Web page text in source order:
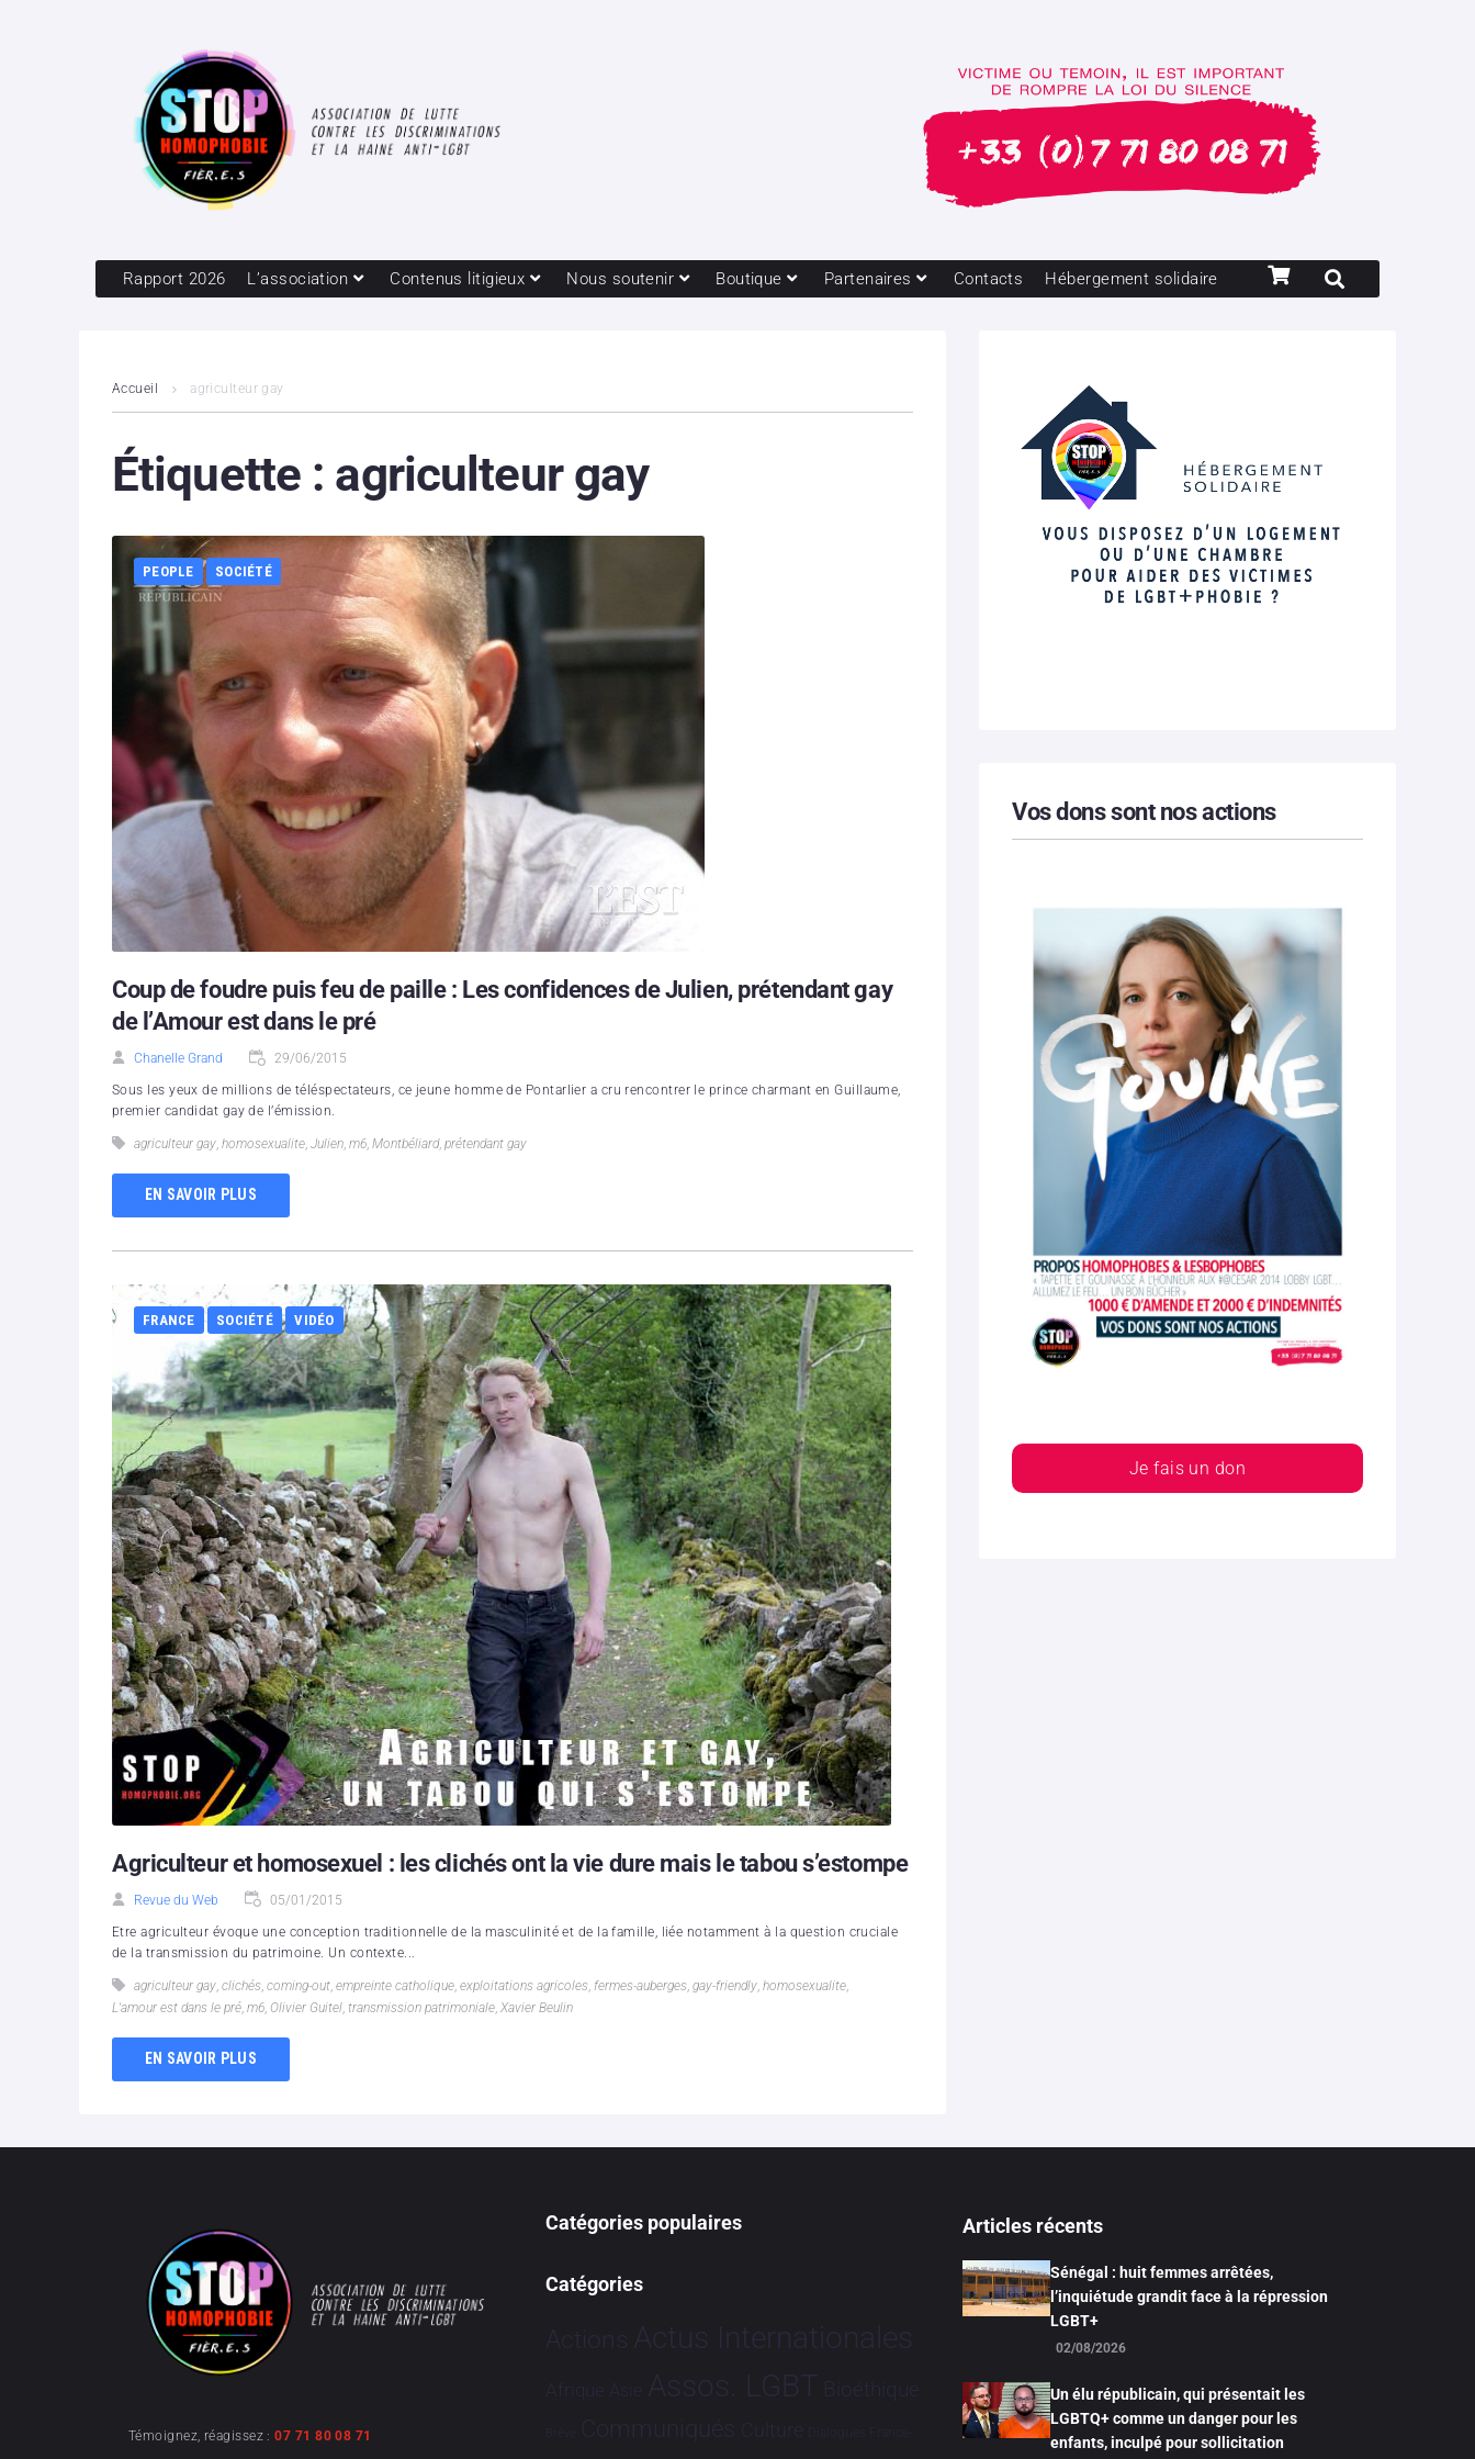
Rapport 2026 L’association Contenus litigieux Nous soutenir Boutique Partenaires Contacts Hébergement solidaire
Accueil agriculteur gay
Étiquette : agriculteur gay
PEOPLE SOCIÉTÉ
Coup de foudre puis feu de paille : Les confidences de Julien, prétendant gay
de l’Amour est dans le pré
Chanelle Grand 29/06/2015
Sous les yeux de millions de téléspectateurs, ce jeune homme de Pontarlier a cru rencontrer le prince charmant en Guillaume,
premier candidat gay de l’émission.
agriculteur gay, homosexualite, Julien, m6, Montbéliard, prétendant gay
EN SAVOIR PLUS
FRANCE SOCIÉTÉ VIDÉO
Agriculteur et homosexuel : les clichés ont la vie dure mais le tabou s’estompe
Revue du Web 05/01/2015
Etre agriculteur évoque une conception traditionnelle de la masculinité et de la famille, liée notamment à la question cruciale
de la transmission du patrimoine. Un contexte...
agriculteur gay clichés coming-out empreinte catholique exploitations agricoles fermes-auberges gay-friendly homosexualite
L'amour est dans le pré m6 Olivier Guitel transmission patrimoniale Xavier Beulin
EN SAVOIR PLUS
Vos dons sont nos actions
Je fais un don
Témoignez, réagissez :07 71 80 08 71
Catégories populaires
Catégories
Actions Actus Internationales
Afrique Asie Assos. LGBT Bioéthique
Brève Communiqués Culture Dialogues France-
Articles récents
Sénégal : huit femmes arrêtées,
l’inquiétude grandit face à la répression
LGBT+
02/08/2026
Un élu républicain, qui présentait les
LGBTQ+ comme un danger pour les
enfants, inculpé pour sollicitation